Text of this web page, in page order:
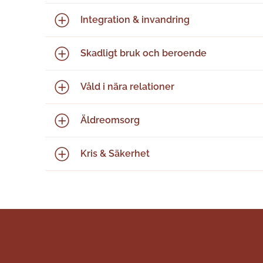
Integration & invandring
Skadligt bruk och beroende
Våld i nära relationer
Äldreomsorg
Kris & Säkerhet